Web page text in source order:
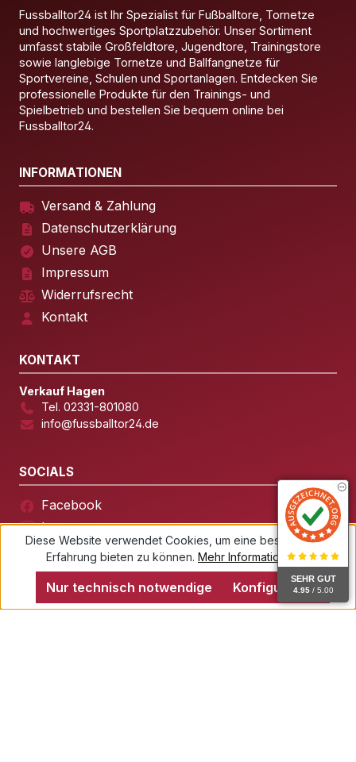
Fussballtor24 ist Ihr Spezialist für Fußballtore, Tornetze
und hochwertiges Sportplatzzubehör. Unser Sortiment
umfasst stabile Großfeldtore, Jugendtore, Trainingstore
sowie langlebige Tornetze und Ballfangnetze für
Sportvereine, Schulen und Sportanlagen. Entdecken Sie
professionelle Produkte für den Trainings- und
Spielbetrieb und bestellen Sie bequem online bei
Fussballtor24.
INFORMATIONEN
Versand & Zahlung
Datenschutzerklärung
Unsere AGB
Impressum
Widerrufsrecht
Kontakt
KONTAKT
Verkauf Hagen
Tel. 02331-801080
info@fussballtor24.de
SOCIALS
Facebook
Instagram
Diese Website verwendet Cookies, um eine bestmögliche
Erfahrung bieten zu können. Mehr Informationen ...
Nur technisch notwendige Konfigurieren
SEHR GUT
4.95 / 5.00